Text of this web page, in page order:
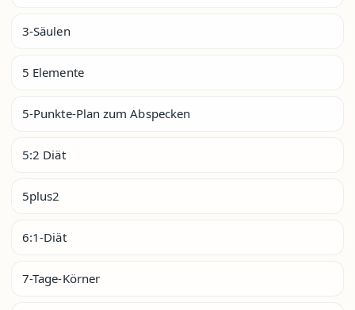
3-Säulen
5 Elemente
5-Punkte-Plan zum Abspecken
5:2 Diät
5plus2
6:1-Diät
7-Tage-Körner